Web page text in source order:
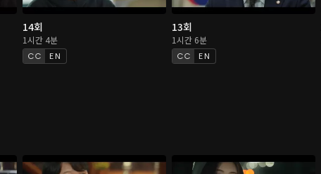
14회
1시간 4분
EN
13회
1시간 6분
EN